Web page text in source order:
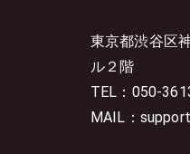
東京都渋谷区
ル２階
TEL：050-
MAIL：